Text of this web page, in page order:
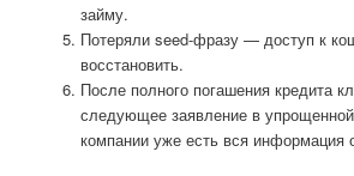
займу.
Потеряли seed-фразу — доступ к
восстановить.
После полного погашения кредита
следующее заявление в
компании уже есть вся информация